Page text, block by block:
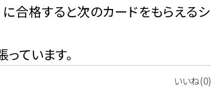
合格すると次のカードをもらえるシ
ています。
いいね(0)